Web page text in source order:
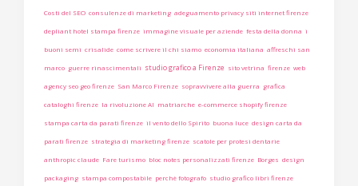
Costi del SEO consulenze di marketing adeguamento privacy siti internet firenze
depliant hotel stampa firenze immagine visuale per aziende festa della donna i
buoni semi crisalide come scrivere il chi siamo economia italiana affreschi san
marco guerre rinascimentali studio grafico a Firenze sito vetrina firenze web
agency seo geo firenze San Marco Firenze sopravvivere alla guerra grafica
cataloghi firenze la rivoluzione AI matriarche e-commerce shopify firenze
stampa carta da parati firenze il vento dello Spirito buona luce design carta da
parati firenze strategia di marketing firenze scatole per protesi dentarie
anthropic claude Fare turismo bloc notes personalizzati firenze Borges design
packaging stampa compostabile perchè fotografo studio grafico libri firenze